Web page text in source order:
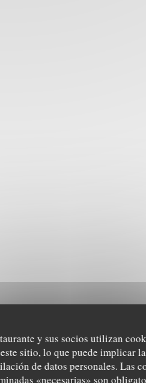
y sus socios utilizan
este sitio, lo que puede implicar la
de datos personales. Las
«necesarias» son